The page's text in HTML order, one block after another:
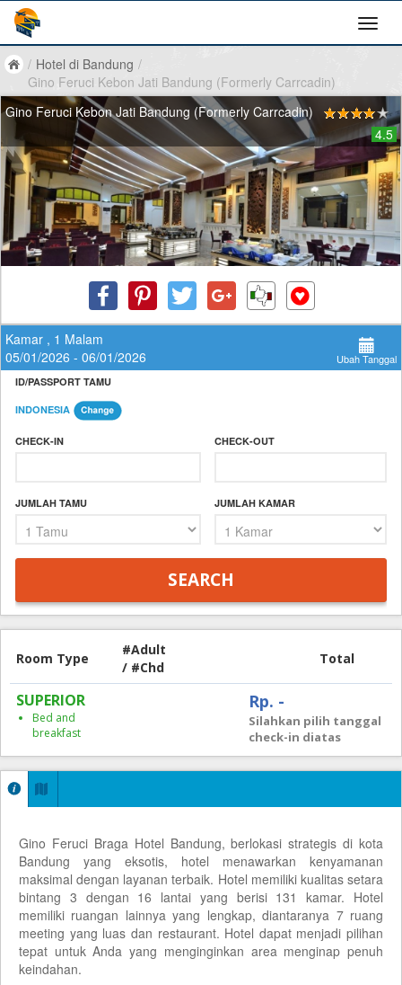
/ Hotel di Bandung /
Gino Feruci Kebon Jati Bandung (Formerly Carrcadin)
Gino Feruci Kebon Jati Bandung (Formerly Carrcadin)
4.5
Kamar , 1 Malam
05/01/2026 - 06/01/2026
Ubah Tanggal
ID/PASSPORT TAMU
INDONESIA
CHECK-IN CHECK-OUT
JUMLAH TAMU JUMLAH KAMAR
Room Type
#Adult
/ #Chd
Total
SUPERIOR
Bed and
breakfast
Rp. -
Silahkan pilih tanggal
check-in diatas
Gino Feruci Braga Hotel Bandung, berlokasi strategis di kota
Bandung yang eksotis, hotel menawarkan kenyamanan
maksimal dengan layanan terbaik. Hotel memiliki kualitas setara
bintang 3 dengan 16 lantai yang berisi 131 kamar. Hotel
memiliki ruangan lainnya yang lengkap, diantaranya 7 ruang
meeting yang luas dan restaurant. Hotel dapat menjadi pilihan
tepat untuk Anda yang menginginkan area menginap penuh
keindahan.